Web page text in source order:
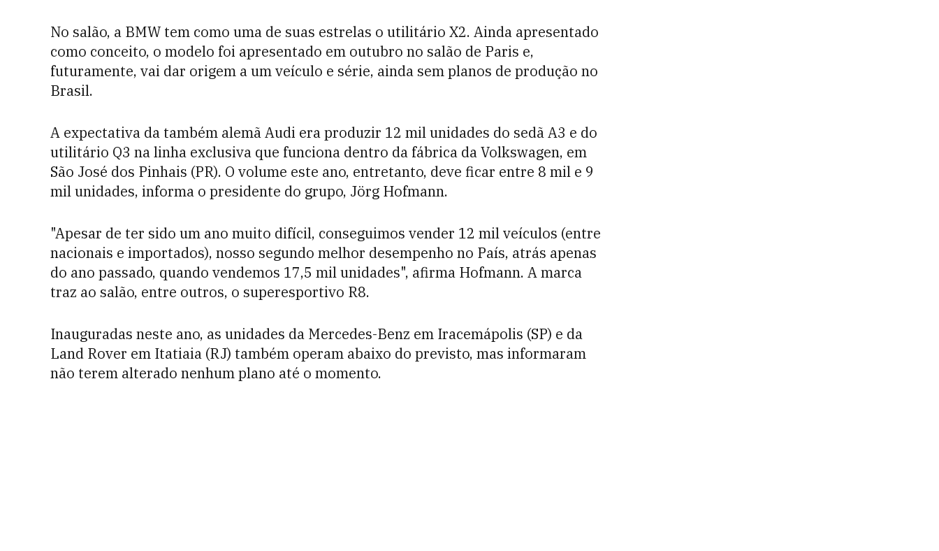
No salão, a BMW tem como uma de suas estrelas o utilitário X2. Ainda apresentado
como conceito, o modelo foi apresentado em outubro no salão de Paris e,
futuramente, vai dar origem a um veículo e série, ainda sem planos de produção no
Brasil.
A expectativa da também alemã Audi era produzir 12 mil unidades do sedã A3 e do
utilitário Q3 na linha exclusiva que funciona dentro da fábrica da Volkswagen, em
São José dos Pinhais (PR). O volume este ano, entretanto, deve ficar entre 8 mil e 9
mil unidades, informa o presidente do grupo, Jörg Hofmann.
"Apesar de ter sido um ano muito difícil, conseguimos vender 12 mil veículos (entre
nacionais e importados), nosso segundo melhor desempenho no País, atrás apenas
do ano passado, quando vendemos 17,5 mil unidades", afirma Hofmann. A marca
traz ao salão, entre outros, o superesportivo R8.
Inauguradas neste ano, as unidades da Mercedes-Benz em Iracemápolis (SP) e da
Land Rover em Itatiaia (RJ) também operam abaixo do previsto, mas informaram
não terem alterado nenhum plano até o momento.